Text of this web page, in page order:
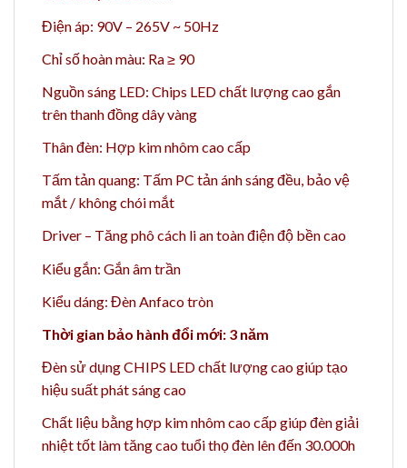
Điện áp: 90V – 265V ~ 50Hz
Chỉ số hoàn màu: Ra ≥ 90
Nguồn sáng LED: Chips LED chất lượng cao gắn
trên thanh đồng dây vàng
Thân đèn: Hợp kim nhôm cao cấp
Tấm tản quang: Tấm PC tản ánh sáng đều, bảo vệ
mắt / không chói mắt
Driver – Tăng phô cách li an toàn điện độ bền cao
Kiểu gắn: Gắn âm trần
Kiểu dáng: Đèn Anfaco tròn
Thời gian bảo hành đổi mới: 3 năm
Đèn sử dụng CHIPS LED chất lượng cao giúp tạo
hiệu suất phát sáng cao
Chất liệu bằng hợp kim nhôm cao cấp giúp đèn giải
nhiệt tốt làm tăng cao tuổi thọ đèn lên đến 30.000h